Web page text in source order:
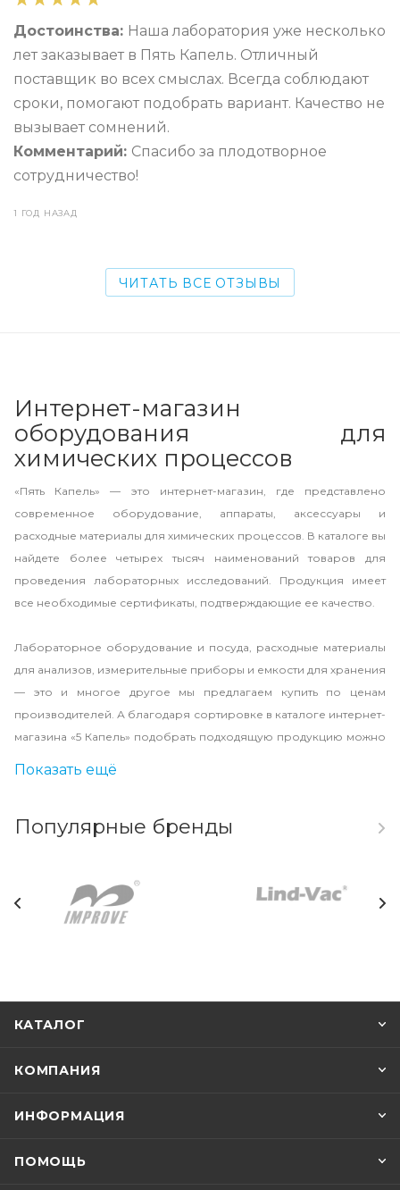
Достоинства: Наша лаборатория уже несколько
лет заказывает в Пять Капель. Отличный
поставщик во всех смыслах. Всегда соблюдают
сроки, помогают подобрать вариант. Качество не
вызывает сомнений.
Комментарий: Спасибо за плодотворное
сотрудничество!
1 ГОД НАЗАД
ЧИТАТЬ ВСЕ ОТЗЫВЫ
Интернет-магазин
оборудования для
химических процессов
«Пять Капель» — это интернет-магазин, где представлено
современное оборудование, аппараты, аксессуары и
расходные материалы для химических процессов. В каталоге вы
найдете более четырех тысяч наименований товаров для
проведения лабораторных исследований. Продукция имеет
все необходимые сертификаты, подтверждающие ее качество.
Лабораторное оборудование и посуда, расходные материалы
для анализов, измерительные приборы и емкости для хранения
— это и многое другое мы предлагаем купить по ценам
производителей. А благодаря сортировке в каталоге интернет-
магазина «5 Капель» подобрать подходящую продукцию можно
подобрать оптимальный вариант продукции.
Покупка на заказ. В ассортименте интернет-магазина
Услуга постгарантийного обслуживания оборудования для
Наличие акций и спецпредложений. Покупатели могут
по Москве и другим регионам РФ курьерской службой или
товар из магазина или пункта выдачи заказа.
Показать ещё
Популярные бренды
КАТАЛОГ
КОМПАНИЯ
ИНФОРМАЦИЯ
ПОМОЩЬ